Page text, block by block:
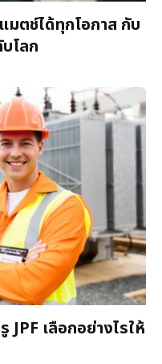
ตช์ได้ทุกโอกาส กับ
โลก
เลือกอย่างไรให้